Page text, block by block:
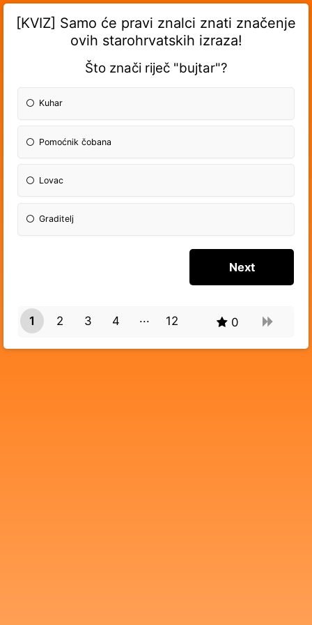
[KVIZ] Samo će pravi znalci znati značenje
ovih starohrvatskih izraza!
Što znači riječ "bujtar"?
Kuhar
Pomoćnik čobana
Lovac
Graditelj
1 2 3
4
12 0